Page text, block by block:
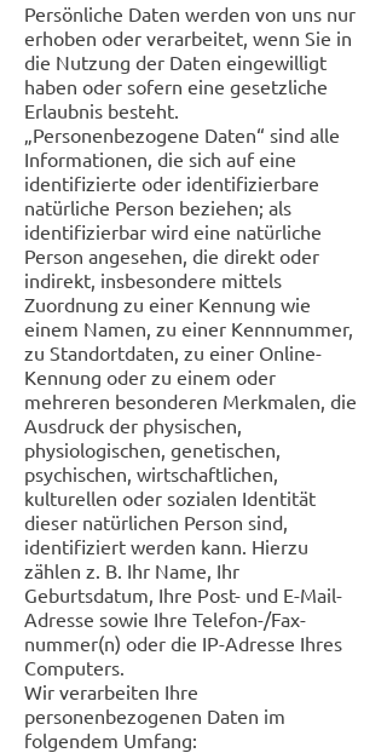
Persönliche Daten werden von uns nur
erhoben oder verarbeitet, wenn Sie in
die Nutzung der Daten eingewilligt
haben oder sofern eine gesetzliche
Erlaubnis besteht.
„Personenbezogene Daten“ sind alle
Informationen, die sich auf eine
identifizierte oder identifizierbare
natürliche Person beziehen; als
identifizierbar wird eine natürliche
Person angesehen, die direkt oder
indirekt, insbesondere mittels
Zuordnung zu einer Kennung wie
einem Namen, zu einer Kennnummer,
zu Standortdaten, zu einer Online-
Kennung oder zu einem oder
mehreren besonderen Merkmalen, die
Ausdruck der physischen,
physiologischen, genetischen,
psychischen, wirtschaftlichen,
kulturellen oder sozialen Identität
dieser natürlichen Person sind,
identifiziert werden kann. Hierzu
zählen z. B. Ihr Name, Ihr
Geburtsdatum, Ihre Post- und E-Mail-
Adresse sowie Ihre Telefon-/Fax-
nummer(n) oder die IP-Adresse Ihres
Computers.
Wir verarbeiten Ihre
personenbezogenen Daten im
folgendem Umfang: